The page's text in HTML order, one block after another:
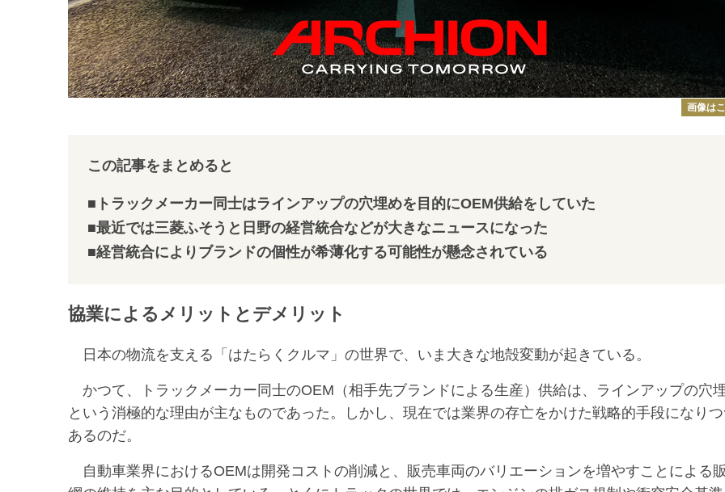
画像は
この記事をまとめると
■トラックメーカー同士はラインアップの穴埋めを目的にOEM供給をしていた
■最近では三菱ふそうと日野の経営統合などが大きなニュースになった
■経営統合によりブランドの個性が希薄化する可能性が懸念されている
協業によるメリットとデメリット
日本の物流を支える「はたらくクルマ」の世界で、いま大きな地殻変動が起きている。
かつて、トラックメーカー同士のOEM（相手先ブランドによる生産）供給は、ラインアップの穴
という消極的な理由が主なものであった。しかし、現在では業界の存亡をかけた戦略的手段になり
あるのだ。
自動車業界におけるOEMは開発コストの削減と、販売車両のバリエーションを増やすことによる